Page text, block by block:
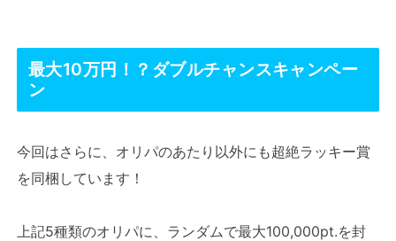
最大10万円！？ダブルチャンスキャンペー
ン
今回はさらに、オリパのあたり以外にも超絶ラッキー賞
を同梱しています！
上記5種類のオリパに、ランダムで最大100,000pt.を封